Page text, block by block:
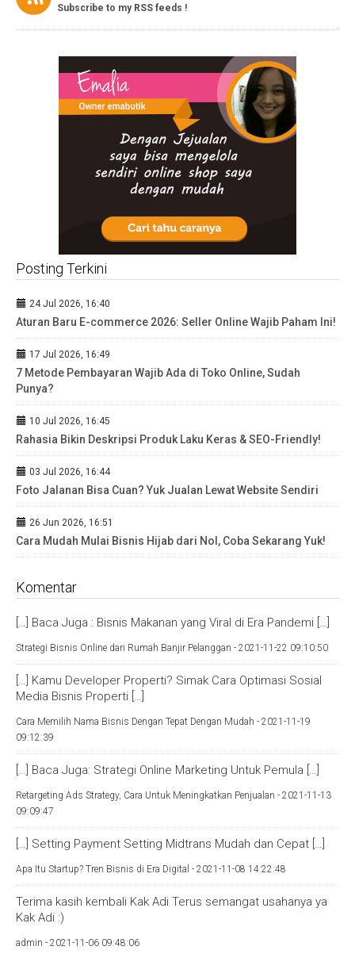
Subscribe to my RSS feeds !
Posting Terkini
24 Jul 2026, 16:40
Aturan Baru E-commerce 2026: Seller Online Wajib Paham Ini!
17 Jul 2026, 16:49
7 Metode Pembayaran Wajib Ada di Toko Online, Sudah
Punya?
10 Jul 2026, 16:45
Rahasia Bikin Deskripsi Produk Laku Keras & SEO-Friendly!
03 Jul 2026, 16:44
Foto Jalanan Bisa Cuan? Yuk Jualan Lewat Website Sendiri
26 Jun 2026, 16:51
Cara Mudah Mulai Bisnis Hijab dari Nol, Coba Sekarang Yuk!
Komentar
[…] Baca Juga : Bisnis Makanan yang Viral di Era Pandemi […]
Strategi Bisnis Online dari Rumah Banjir Pelanggan - 2021-11-22 09:10:50
[…] Kamu Developer Properti? Simak Cara Optimasi Sosial
Media Bisnis Properti […]
Cara Memilih Nama Bisnis Dengan Tepat Dengan Mudah - 2021-11-19
09:12:39
[…] Baca Juga: Strategi Online Marketing Untuk Pemula […]
Retargeting Ads Strategy, Cara Untuk Meningkatkan Penjualan - 2021-11-13
09:09:47
[…] Setting Payment Setting Midtrans Mudah dan Cepat […]
Apa Itu Startup? Tren Bisnis di Era Digital - 2021-11-08 14:22:48
Terima kasih kembali Kak Adi Terus semangat usahanya ya
Kak Adi :)
admin - 2021-11-06 09:48:06